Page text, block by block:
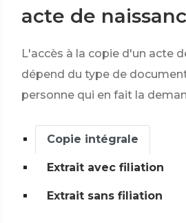
acte de
L'accès à la copie d'un acte
dépend du type de
personne qui en fait la
Copie intégrale
Extrait avec filiation
Extrait sans filiation